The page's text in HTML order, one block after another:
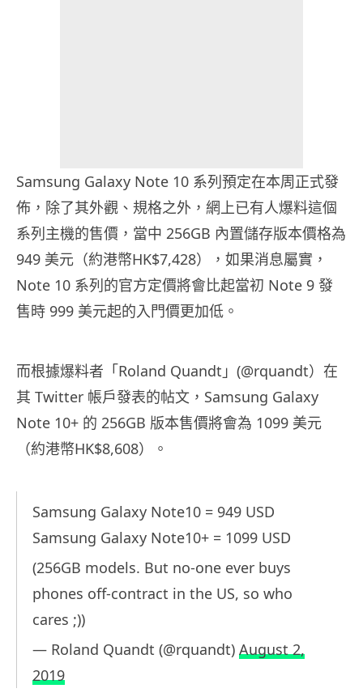
Samsung Galaxy Note 10 系列預定在本周正式發
佈，除了其外觀、規格之外，網上已有人爆料這個
系列主機的售價，當中 256GB 內置儲存版本價格為
949 美元（約港幣HK$7,428），如果消息屬實，
Note 10 系列的官方定價將會比起當初 Note 9 發
售時 999 美元起的入門價更加低。
而根據爆料者「Roland Quandt」(@rquandt）在
其 Twitter 帳戶發表的帖文，Samsung Galaxy
Note 10+ 的 256GB 版本售價將會為 1099 美元
（約港幣HK$8,608）。
Samsung Galaxy Note10 = 949 USD
Samsung Galaxy Note10+ = 1099 USD
(256GB models. But no-one ever buys
phones off-contract in the US, so who
cares ;))
— Roland Quandt (@rquandt) August 2,
2019